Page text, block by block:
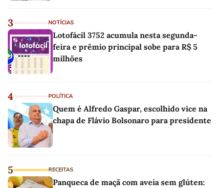
3 NOTÍCIAS
Lotofácil 3752 acumula nesta segunda-
feira e prêmio principal sobe para R$ 5
milhões
4 POLÍTICA
Quem é Alfredo Gaspar, escolhido vice na
chapa de Flávio Bolsonaro para presidente
5 RECEITAS
Panqueca de maçã com aveia sem glúten: